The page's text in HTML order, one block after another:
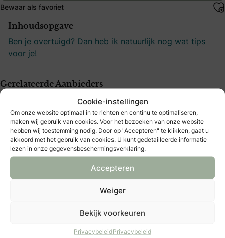
Cookie-instellingen
Om onze website optimaal in te richten en continu te optimaliseren,
maken wij gebruik van cookies. Voor het bezoeken van onze website
hebben wij toestemming nodig. Door op "Accepteren" te klikken, gaat u
akkoord met het gebruik van cookies. U kunt gedetailleerde informatie
lezen in onze gegevensbeschermingsverklaring.
Accepteren
Weiger
Bekijk voorkeuren
PrivacybeleidPrivacybeleid
Bewaar als favoriet
Inhoudsopgave
Ben je overtuigd? Dan heb ik natuurlijk nog wat tips
voor je!
Gerelateerde Aanbieders
VierJeGeluk
Alblasserdam
The Bridal Blush